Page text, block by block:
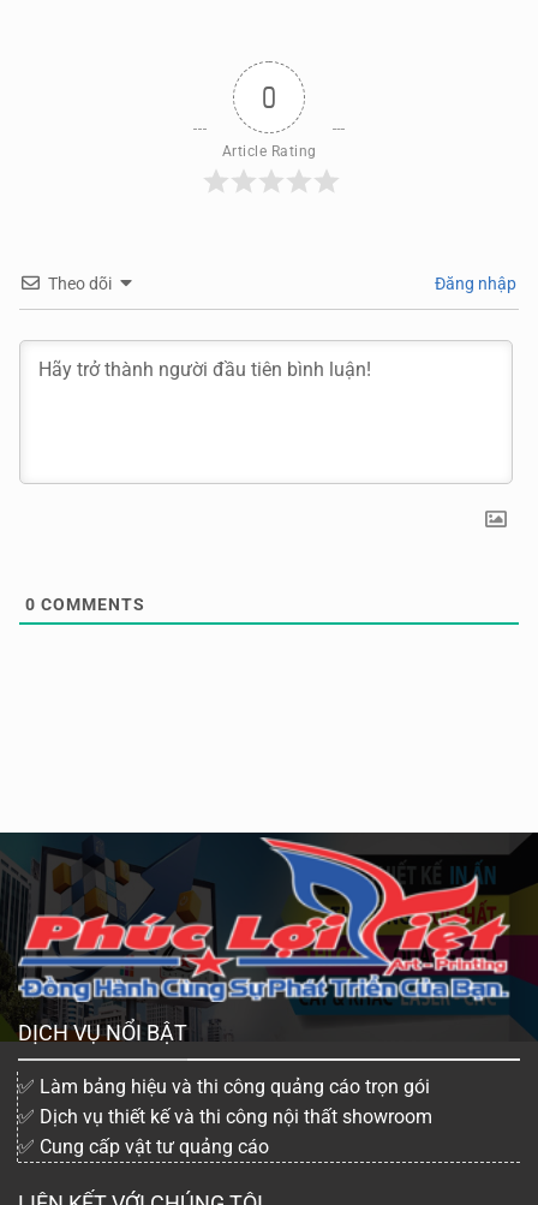
0
Article Rating
Theo dõi Đăng nhập
0 COMMENTS
DỊCH VỤ NỔI BẬT
✅ Làm bảng hiệu và thi công quảng cáo trọn gói
✅ Dịch vụ thiết kế và thi công nội thất showroom
✅ Cung cấp vật tư quảng cáo